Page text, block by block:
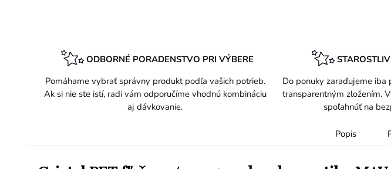
ODBORNÉ PORADENSTVO PRI VÝBERE
Pomáhame vybrať správny produkt podľa vašich potrieb.
Ak si nie ste istí, radi vám odporučíme vhodnú kombináciu
aj dávkovanie.
Do ponuky zaraďujeme
transparentným zložením.
spoľahnúť na
Popis